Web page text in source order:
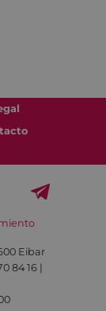
Eibar
84 16 |